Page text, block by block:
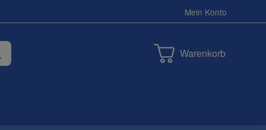
Mein Konto
Warenkorb